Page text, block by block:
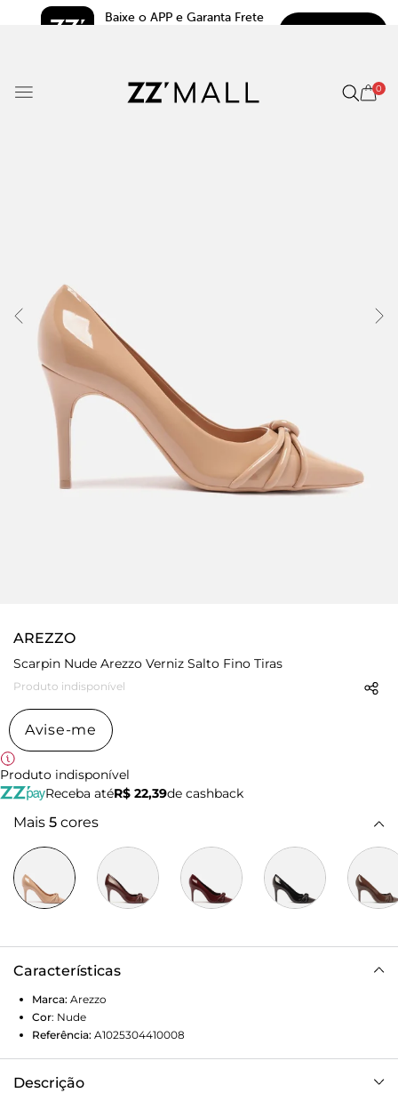
Baixe o APP e Garanta Frete
0
AREZZO
Scarpin Nude Arezzo Verniz Salto Fino Tiras
Produto indisponível
Avise-me
Produto indisponível
Receba atéR$ 22,39de cashback
Mais 5 cores
Características
Marca: Arezzo
Cor: Nude
Referência: A1025304410008
Descrição